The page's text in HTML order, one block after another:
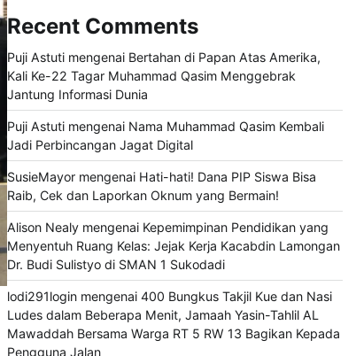
Recent Comments
Puji Astutimengenai Bertahan di Papan Atas Amerika,
Kali Ke-22 Tagar Muhammad Qasim Menggebrak
Jantung Informasi Dunia
Puji Astutimengenai Nama Muhammad Qasim Kembali
Jadi Perbincangan Jagat Digital
SusieMayormengenai Hati-hati! Dana PIP Siswa Bisa
Raib, Cek dan Laporkan Oknum yang Bermain!
Alison Nealymengenai Kepemimpinan Pendidikan yang
Menyentuh Ruang Kelas: Jejak Kerja Kacabdin Lamongan
Dr. Budi Sulistyo di SMAN 1 Sukodadi
lodi291loginmengenai 400 Bungkus Takjil Kue dan Nasi
Ludes dalam Beberapa Menit, Jamaah Yasin-Tahlil AL
Mawaddah Bersama Warga RT 5 RW 13 Bagikan Kepada
Pengguna Jalan